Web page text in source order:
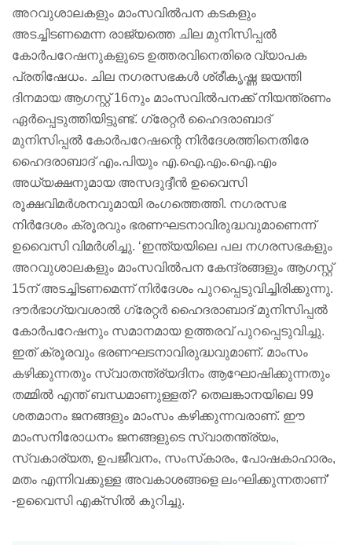
അറവുശാലകളും മാംസവില്‍പന കടകളും
അടച്ചിടണമെന്ന രാജ്യത്തെ ചില മുനിസിപ്പൽ
കോര്‍പറേഷനുകളുടെ ഉത്തരവിനെതിരെ വ്യാപക
പ്രതിഷേധം. ചില നഗരസഭകൾ ശ്രീകൃഷ്ണ ജയന്തി
ദിനമായ ആഗസ്റ്റ് 16നും മാംസവില്‍പനക്ക് നിയന്ത്രണം
ഏർപ്പെടുത്തിയിട്ടുണ്ട്. ഗ്രേറ്റര്‍ ഹൈദരാബാദ്
മുനിസിപ്പല്‍ കോര്‍പറേഷന്റെ നിര്‍ദേശത്തിനെതിരേ
ഹൈദരാബാദ് എം.പിയും എ.ഐ.എം.ഐ.എം
അധ്യക്ഷനുമായ അസദുദ്ദീന്‍ ഉവൈസി
രൂക്ഷവിമർശനവുമായി രംഗത്തെത്തി. നഗരസഭ
നിര്‍ദേശം ക്രൂരവും ഭരണഘടനാവിരുദ്ധവുമാണെന്ന്
ഉവൈസി വിമര്‍ശിച്ചു. ‘ഇന്ത്യയിലെ പല നഗരസഭകളും
അറവുശാലകളും മാംസവില്‍പന കേന്ദ്രങ്ങളും ആഗസ്റ്റ്
15ന് അടച്ചിടണമെന്ന് നിര്‍ദേശം പുറപ്പെടുവിച്ചിരിക്കുന്നു.
ദൗര്‍ഭാഗ്യവശാല്‍ ഗ്രേറ്റര്‍ ഹൈദരാബാദ് മുനിസിപ്പൽ
കോര്‍പറേഷനും സമാനമായ ഉത്തരവ് പുറപ്പെടുവിച്ചു.
ഇത് ക്രൂരവും ഭരണഘടനാവിരുദ്ധവുമാണ്. മാംസം
കഴിക്കുന്നതും സ്വാതന്ത്ര്യദിനം ആഘോഷിക്കുന്നതും
തമ്മില്‍ എന്ത് ബന്ധമാണുള്ളത്? തെലങ്കാനയിലെ 99
ശതമാനം ജനങ്ങളും മാംസം കഴിക്കുന്നവരാണ്. ഈ
മാംസനിരോധനം ജനങ്ങളുടെ സ്വാതന്ത്ര്യം,
സ്വകാര്യത, ഉപജീവനം, സംസ്‌കാരം, പോഷകാഹാരം,
മതം എന്നിവക്കുള്ള അവകാശങ്ങളെ ലംഘിക്കുന്നതാണ്’
-ഉവൈസി എക്സിൽ കുറിച്ചു.